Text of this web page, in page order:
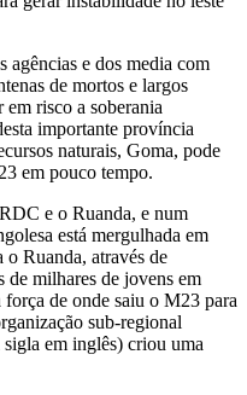
agências e dos media com
de mortos e largos
em risco a soberania
importante província
naturais, Goma, pode
em pouco tempo.
e o Ruanda, e num
está mergulhada em
o Ruanda, através de
de milhares de jovens em
de onde saiu o M23 para
sub-regional
em inglês) criou uma